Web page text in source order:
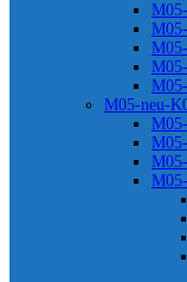
M05-neu-